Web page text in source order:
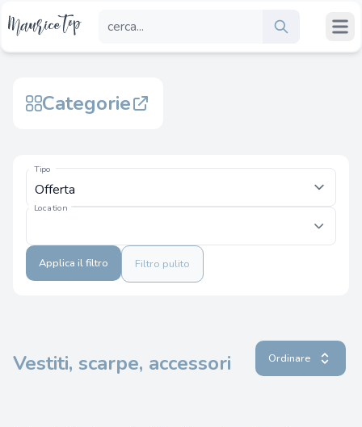
Categorie
Tipo
Location
Applica il filtro Filtro pulito
Vestiti, scarpe, accessori Ordinare